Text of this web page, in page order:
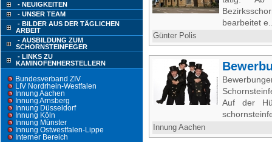
- NEUIGKEITEN
- UNSER TEAM
- BILDER AUS DER TÄGLICHEN
ARBEIT
- AUSBILDUNG ZUM
SCHORNSTEINFEGER
- LINKS ZU
KAMINOFENHERSTELLERN
Bundesverband ZIV
LIV Nordrhein-Westfalen
Innung Aachen
Innung Arnsberg
Innung Düsseldorf
Innung Köln
Innung Münster
Innung Ostwestfalen-Lippe
Interner Bereich
bearbeitet
Günter Polis
Auf der
Innung Aachen